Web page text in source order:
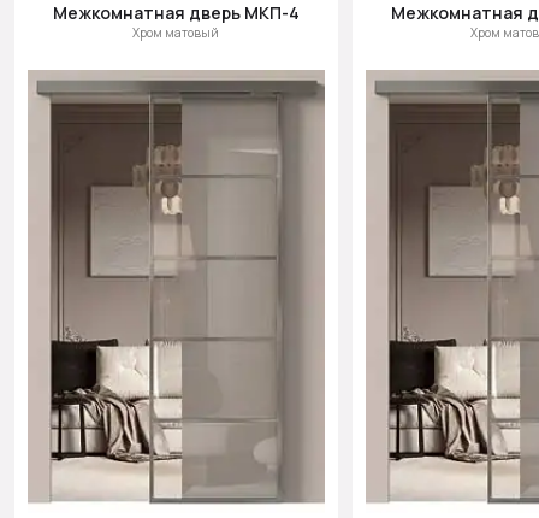
Межкомнатная дверь МКП-4
Хром матовый
Межкомнатная
Хром